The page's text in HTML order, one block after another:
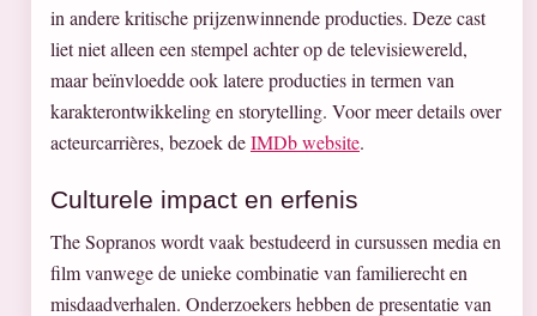
in andere kritische prijzenwinnende producties. Deze cast
liet niet alleen een stempel achter op de televisiewereld,
maar beïnvloedde ook latere producties in termen van
karakterontwikkeling en storytelling. Voor meer details over
acteurcarrières, bezoek deIMDb website.
Culturele impact en erfenis
The Sopranos wordt vaak bestudeerd in cursussen media en
film vanwege de unieke combinatie van familierecht en
misdaadverhalen. Onderzoekers hebben de presentatie van